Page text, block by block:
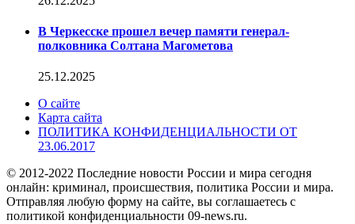
В Черкесске прошел вечер памяти генерал-
полковника Солтана Магометова
25.12.2025
О сайте
Карта сайта
ПОЛИТИКА КОНФИДЕНЦИАЛЬНОСТИ ОТ
23.06.2017
© 2012-2022 Последние новости России и мира сегодня
онлайн: криминал, происшествия, политика России и мира.
Отправляя любую форму на сайте, вы соглашаетесь с
политикой конфиденциальности 09-news.ru.